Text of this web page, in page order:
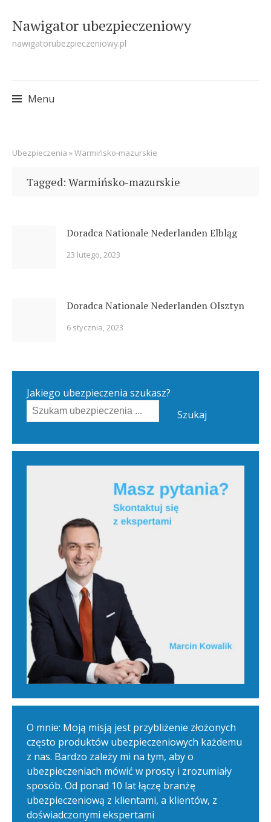
Nawigator ubezpieczeniowy
nawigatorubezpieczeniowy.pl
Menu
to
content
Ubezpieczenia »Warmińsko-mazurskie
Tagged: Warmińsko-mazurskie
Doradca Nationale Nederlanden Elbląg
23 lutego, 2023
Doradca Nationale Nederlanden Olsztyn
6 stycznia, 2023
Jakiego ubezpieczenia szukasz?
Szukaj
O mnie: Moją misją jest przybliżenie złożonych
często produktów ubezpieczeniowych każdemu
z nas. Bardzo zależy mi na tym, aby o
ubezpieczeniach mówić w prosty i zrozumiały
sposób. Od ponad 10 lat łączę branżę
ubezpieczeniową z klientami, a klientów, z
doświadczonymi ekspertami